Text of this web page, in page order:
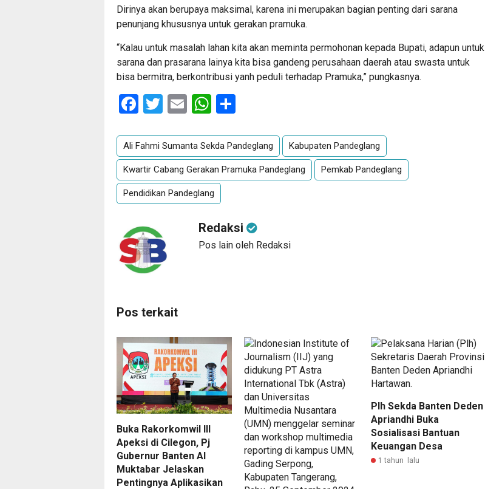
Dirinya akan berupaya maksimal, karena ini merupakan bagian penting dari sarana
penunjang khususnya untuk gerakan pramuka.
“Kalau untuk masalah lahan kita akan meminta permohonan kepada Bupati, adapun untuk
sarana dan prasarana lainya kita bisa gandeng perusahaan daerah atau swasta untuk
bisa bermitra, berkontribusi yanh peduli terhadap Pramuka,” pungkasnya.
Facebook
Twitter
EmailWhatsApp
Ali Fahmi Sumanta Sekda Pandeglang Kabupaten Pandeglang
Kwartir Cabang Gerakan Pramuka Pandeglang Pemkab Pandeglang
Pendidikan Pandeglang
Redaksi
Pos lain oleh Redaksi
Pos terkait
Buka Rakorkomwil III
Apeksi di Cilegon, Pj
Gubernur Banten Al
Muktabar Jelaskan
Pentingnya Aplikasikan
Plh Sekda Banten Deden
Apriandhi Buka
Sosialisasi Bantuan
Keuangan Desa
1 tahun lalu